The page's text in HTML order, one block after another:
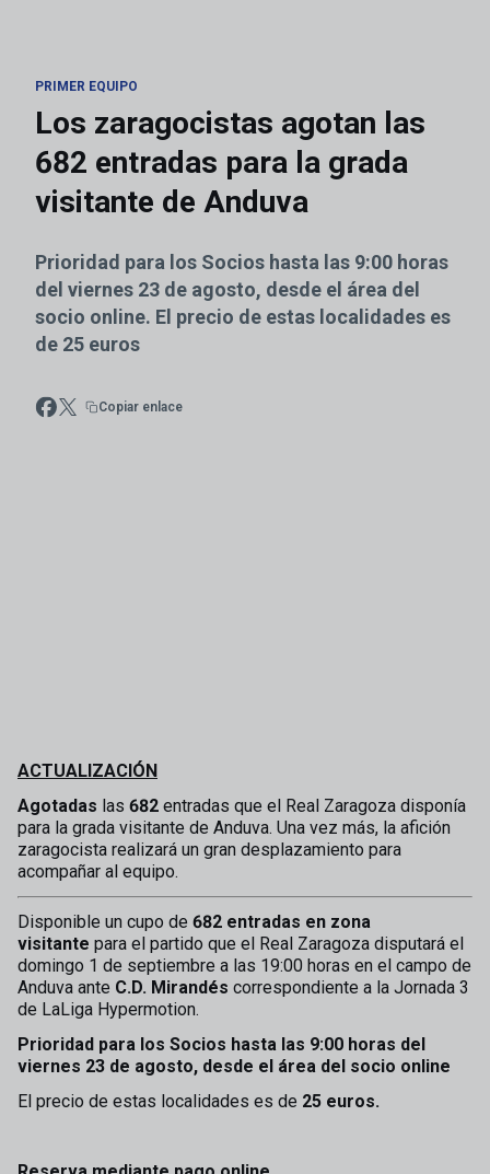
PRIMER EQUIPO
Los zaragocistas agotan las
682 entradas para la grada
visitante de Anduva
Prioridad para los Socios hasta las 9:00 horas
del viernes 23 de agosto, desde el área del
socio online. El precio de estas localidades es
de 25 euros
Copiar enlace
ACTUALIZACIÓN
Agotadas las 682 entradas que el Real Zaragoza disponía
para la grada visitante de Anduva. Una vez más, la afición
zaragocista realizará un gran desplazamiento para
acompañar al equipo.
Disponible un cupo de 682 entradas en zona
visitante para el partido que el Real Zaragoza disputará el
domingo 1 de septiembre a las 19:00 horas en el campo de
Anduva ante C.D. Mirandés correspondiente a la Jornada 3
de LaLiga Hypermotion.
Prioridad para los Socios hasta las 9:00 horas del
viernes 23 de agosto, desde el área del socio online
El precio de estas localidades es de 25 euros.